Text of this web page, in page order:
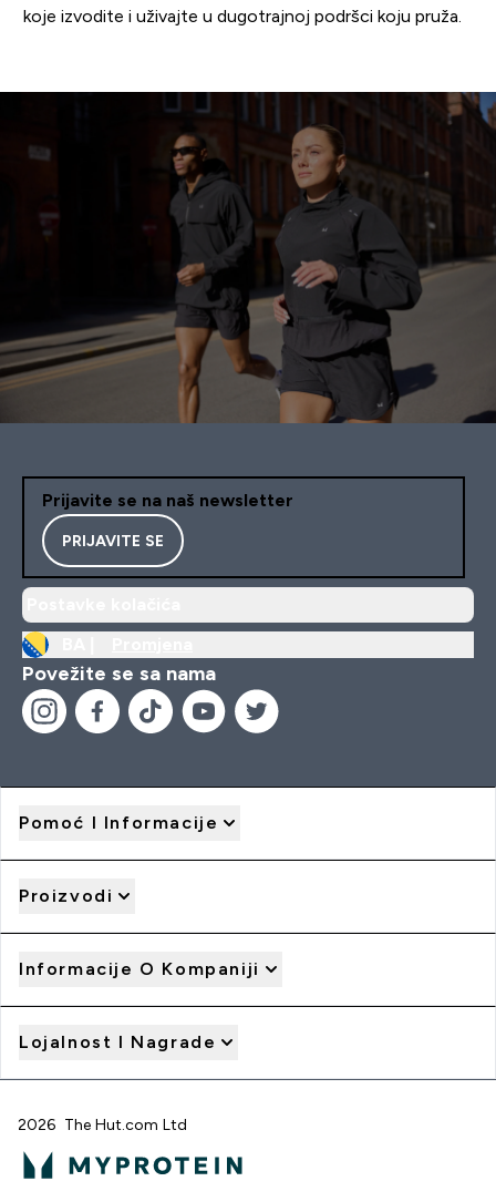
koje izvodite i uživajte u dugotrajnoj podršci koju pruža.
Prijavite se na naš newsletter
PRIJAVITE SE
Povežite se sa nama
Pomoć I Informacije
Proizvodi
Informacije O Kompaniji
Lojalnost I Nagrade
2026 The Hut.com Ltd